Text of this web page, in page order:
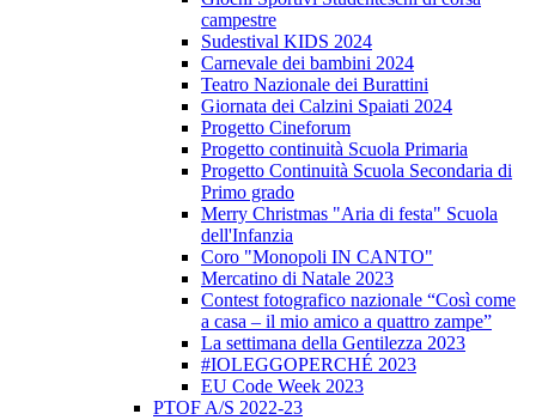
campestre
Sudestival KIDS 2024
Carnevale dei bambini 2024
Teatro Nazionale dei Burattini
Giornata dei Calzini Spaiati 2024
Progetto Cineforum
Progetto continuità Scuola Primaria
Progetto Continuità Scuola Secondaria di
Primo grado
Merry Christmas "Aria di festa" Scuola
dell'Infanzia
Coro "Monopoli IN CANTO"
Mercatino di Natale 2023
Contest fotografico nazionale “Così come
a casa – il mio amico a quattro zampe”
La settimana della Gentilezza 2023
#IOLEGGOPERCHÉ 2023
EU Code Week 2023
PTOF A/S 2022-23